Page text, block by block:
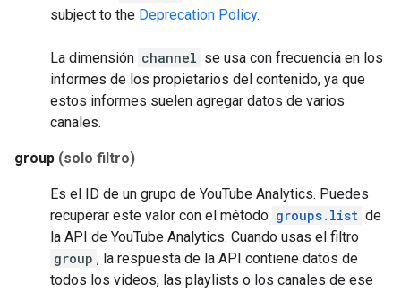
subject to the Deprecation Policy.
La dimensión channel se usa con frecuencia en los
informes de los propietarios del contenido, ya que
estos informes suelen agregar datos de varios
canales.
group (solo filtro)
Es el ID de un grupo de YouTube Analytics. Puedes
recuperar este valor con el método groups.list de
la API de YouTube Analytics. Cuando usas el filtro
group , la respuesta de la API contiene datos de
todos los videos, las playlists o los canales de ese